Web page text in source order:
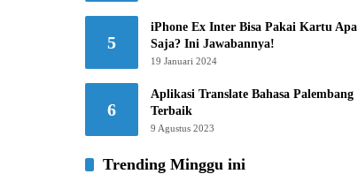
5
iPhone Ex Inter Bisa Pakai Kartu Apa
Saja? Ini Jawabannya!
19 Januari 2024
6
Aplikasi Translate Bahasa Palembang
Terbaik
9 Agustus 2023
Trending Minggu ini